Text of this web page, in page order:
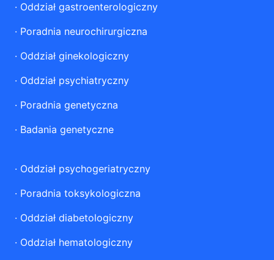
· Oddział gastroenterologiczny
· Poradnia neurochirurgiczna
· Oddział ginekologiczny
· Oddział psychiatryczny
· Poradnia genetyczna
· Badania genetyczne
· Oddział psychogeriatryczny
· Poradnia toksykologiczna
· Oddział diabetologiczny
· Oddział hematologiczny